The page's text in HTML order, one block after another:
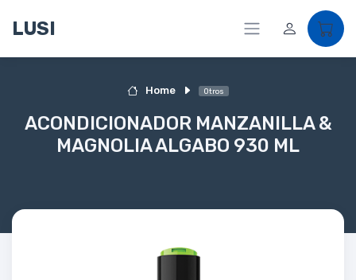
LUSI
Home Otros
ACONDICIONADOR MANZANILLA &
MAGNOLIA ALGABO 930 ML